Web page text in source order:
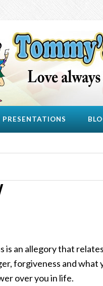
PRESENTATIONS
is an allegory that
forgiveness and what
over you in life.